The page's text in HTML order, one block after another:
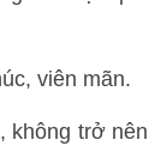
viên mãn.
không trở nên